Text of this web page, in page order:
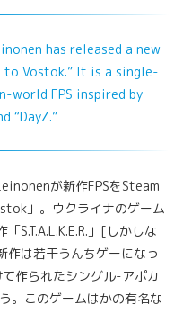
has released a new
to Vostok.” It is a single-
world FPS inspired by
“DayZ.”
が新作FPSをSteam
」。ウクライナのゲーム
S.T.A.L.K.E.R.」[しかしな
作は若干うんちゲーになっ
作られたシングル-アポカ
。このゲームはかの有名な